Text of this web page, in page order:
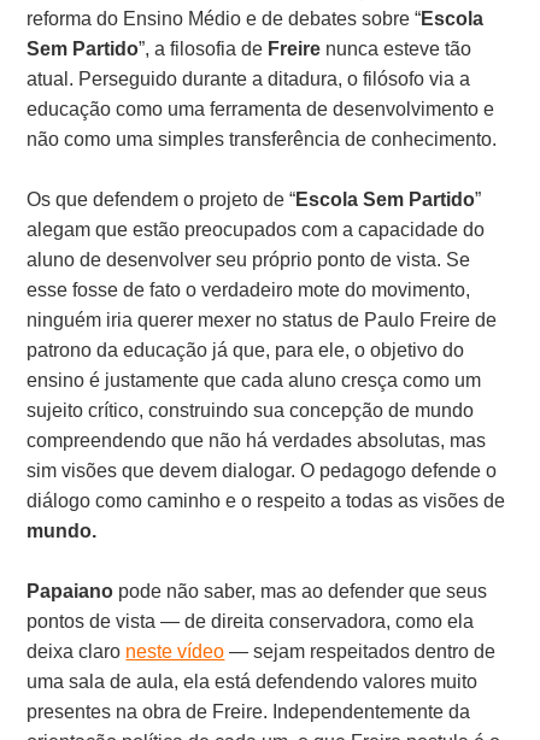
reforma do Ensino Médio e de debates sobre “Escola
Sem Partido”, a filosofia de Freire nunca esteve tão
atual. Perseguido durante a ditadura, o filósofo via a
educação como uma ferramenta de desenvolvimento e
não como uma simples transferência de conhecimento.
Os que defendem o projeto de “Escola Sem Partido”
alegam que estão preocupados com a capacidade do
aluno de desenvolver seu próprio ponto de vista. Se
esse fosse de fato o verdadeiro mote do movimento,
ninguém iria querer mexer no status de Paulo Freire de
patrono da educação já que, para ele, o objetivo do
ensino é justamente que cada aluno cresça como um
sujeito crítico, construindo sua concepção de mundo
compreendendo que não há verdades absolutas, mas
sim visões que devem dialogar. O pedagogo defende o
diálogo como caminho e o respeito a todas as visões de
mundo.
Papaiano pode não saber, mas ao defender que seus
pontos de vista — de direita conservadora, como ela
deixa claro neste vídeo — sejam respeitados dentro de
uma sala de aula, ela está defendendo valores muito
presentes na obra de Freire. Independentemente da